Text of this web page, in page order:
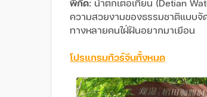
พิกัด: น้ำตกเต๋อเทียน (Detian
ความสวยงามของธรรมชาติแบบจั
ทางหลายคนใฝ่ฝันอยากมาเยือน
โปรแกรมทัวร์จีนทั้งหมด